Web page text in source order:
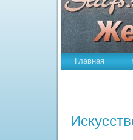
Главная